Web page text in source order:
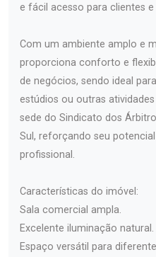
e fácil acesso para clientes
Com um ambiente amplo e
proporciona conforto e
de negócios, sendo ideal
estúdios ou outras
sede do Sindicato dos
Sul, reforçando seu
profissional.
Características do imóvel:
Sala comercial ampla.
Excelente iluminação natural.
Espaço versátil para